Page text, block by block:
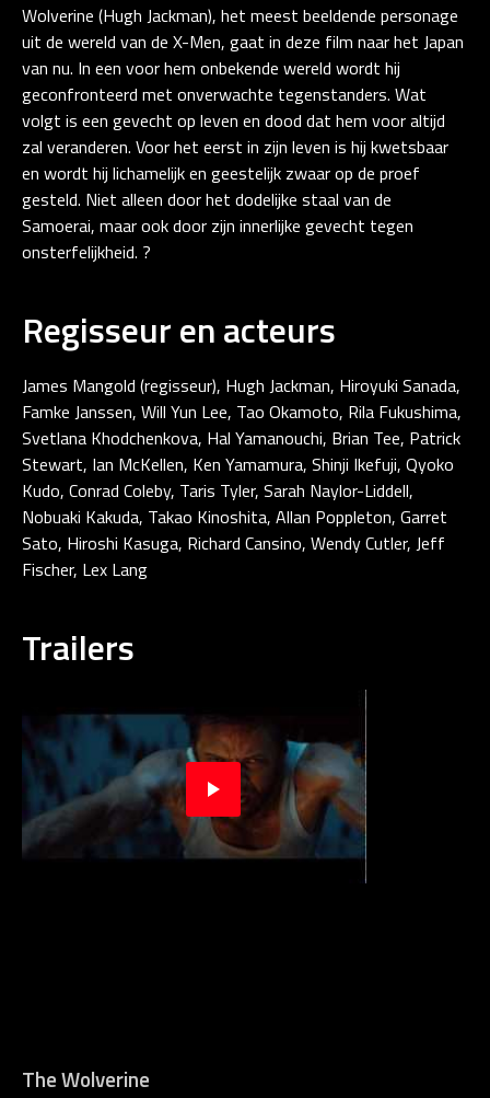
Wolverine (Hugh Jackman), het meest beeldende personage
uit de wereld van de X-Men, gaat in deze film naar het Japan
van nu. In een voor hem onbekende wereld wordt hij
geconfronteerd met onverwachte tegenstanders. Wat
volgt is een gevecht op leven en dood dat hem voor altijd
zal veranderen. Voor het eerst in zijn leven is hij kwetsbaar
en wordt hij lichamelijk en geestelijk zwaar op de proef
gesteld. Niet alleen door het dodelijke staal van de
Samoerai, maar ook door zijn innerlijke gevecht tegen
onsterfelijkheid. ?
Regisseur en acteurs
James Mangold (regisseur), Hugh Jackman, Hiroyuki Sanada,
Famke Janssen, Will Yun Lee, Tao Okamoto, Rila Fukushima,
Svetlana Khodchenkova, Hal Yamanouchi, Brian Tee, Patrick
Stewart, Ian McKellen, Ken Yamamura, Shinji Ikefuji, Qyoko
Kudo, Conrad Coleby, Taris Tyler, Sarah Naylor-Liddell,
Nobuaki Kakuda, Takao Kinoshita, Allan Poppleton, Garret
Sato, Hiroshi Kasuga, Richard Cansino, Wendy Cutler, Jeff
Fischer, Lex Lang
Trailers
The Wolverine